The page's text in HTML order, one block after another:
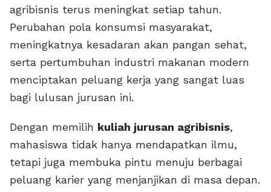
agribisnis terus meningkat setiap tahun.
Perubahan pola konsumsi masyarakat,
meningkatnya kesadaran akan pangan sehat,
serta pertumbuhan industri makanan modern
menciptakan peluang kerja yang sangat luas
bagi lulusan jurusan ini.
Dengan memilih kuliah jurusan agribisnis,
mahasiswa tidak hanya mendapatkan ilmu,
tetapi juga membuka pintu menuju berbagai
peluang karier yang menjanjikan di masa depan.